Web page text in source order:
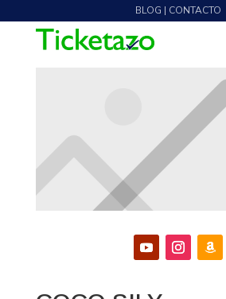
BLOG | CONTACTO